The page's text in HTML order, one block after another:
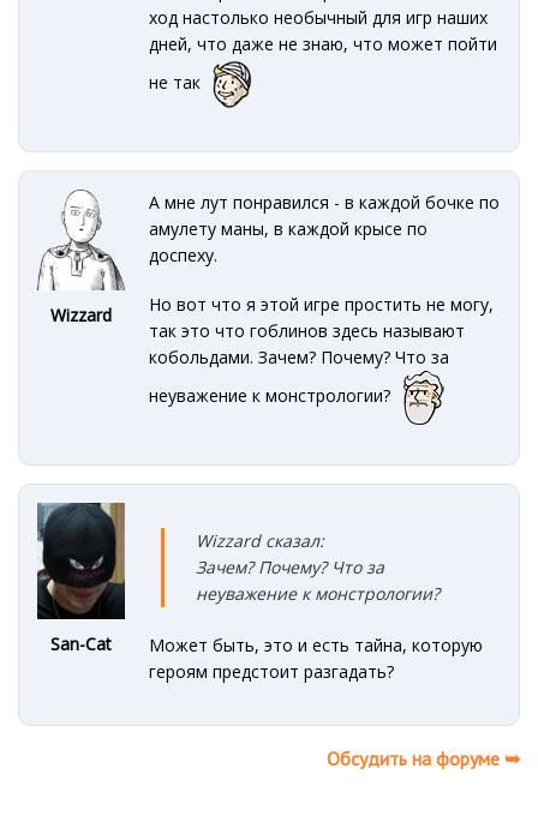
ход настолько необычный для игр наших
дней, что даже не знаю, что может пойти
не так
Wizzard
А мне лут понравился - в каждой бочке по
амулету маны, в каждой крысе по
доспеху.
Но вот что я этой игре простить не могу,
так это что гоблинов здесь называют
кобольдами. Зачем? Почему? Что за
неуважение к монстрологии?
San-Cat
Wizzard сказал:
Зачем? Почему? Что за
неуважение к монстрологии?
Может быть, это и есть тайна, которую
героям предстоит разгадать?
Обсудить на форуме ➥